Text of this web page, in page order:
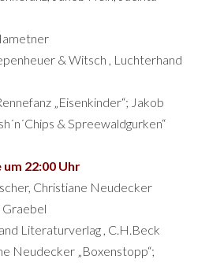
& Witsch , Luchterhand
„Eisenkinder“; Jakob
& Spreewaldgurken“
22:00 Uhr
Christiane Neudecker
Literaturverlag , C.H.Beck
Neudecker „Boxenstopp“;